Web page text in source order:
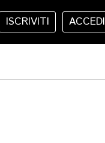
ISCRIVITI ACCEDI